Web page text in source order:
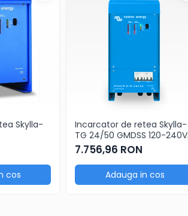
Skylla-
cos
Incarcator de retea Skylla-
TG 24/50 GMDSS 120-240V
excl. panel
7.756,96 RON
Adauga in cos